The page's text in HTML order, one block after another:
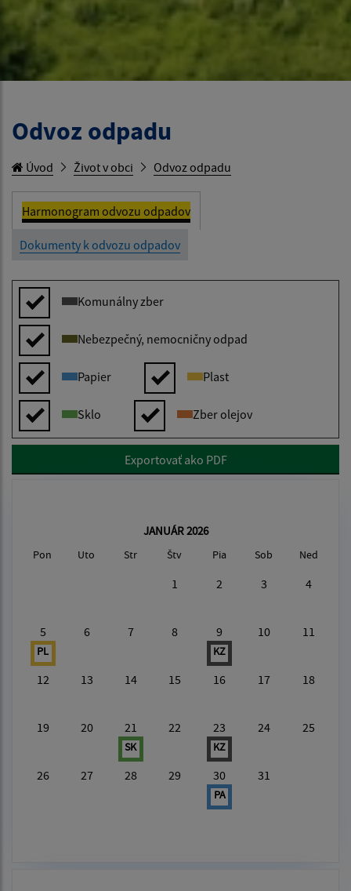
Odvoz odpadu
Úvod Život v obci Odvoz odpadu
Harmonogram odvozu odpadov
Dokumenty k odvozu odpadov
Komunálny zber
Nebezpečný, nemocničny odpad
Papier Plast
Sklo Zber olejov
Exportovať ako PDF
JANUÁR 2026
Pon Uto Str Štv Pia Sob Ned
1 2 3 4
5
PL
6 7 8 9
KZ
10 11
12 13 14 15 16 17 18
19 20 21
SK
22 23
KZ
24 25
26 27 28 29 30
PA
31